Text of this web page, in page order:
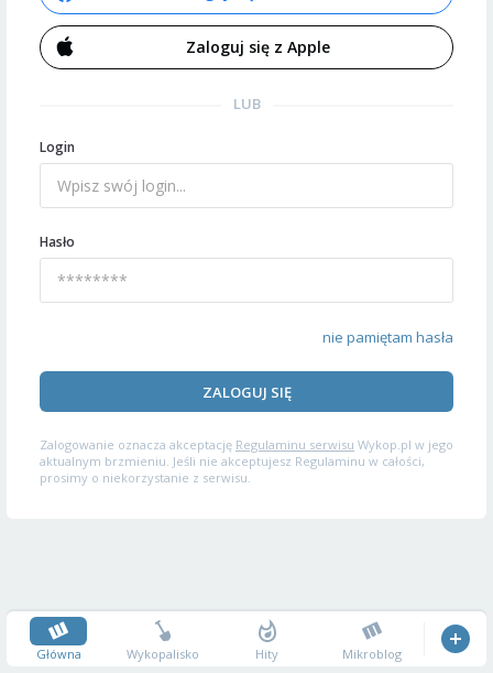
Zaloguj się z Apple
LUB
Login
Hasło
nie pamiętam hasła
ZALOGUJ SIĘ
Zalogowanie oznacza akceptację Regulaminu serwisu Wykop.pl w jego
aktualnym brzmieniu. Jeśli nie akceptujesz Regulaminu w całości,
prosimy o niekorzystanie z serwisu.
Główna Wykopalisko Hity Mikroblog